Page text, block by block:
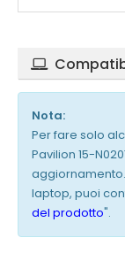
Nota:
Per fare solo
Pavilion 15-
laptop, puoi
del prodotto".